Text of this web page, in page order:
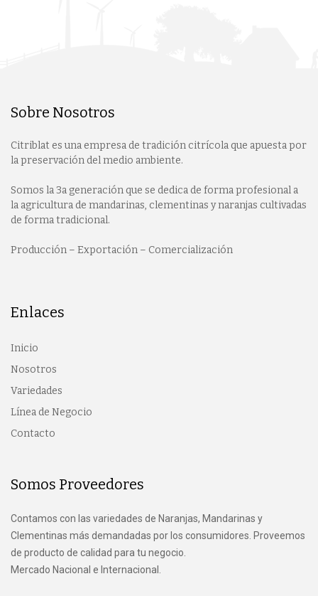
Sobre Nosotros
Citriblat es una empresa de tradición citrícola que apuesta por
la preservación del medio ambiente.
Somos la 3a generación que se dedica de forma profesional a
la agricultura de mandarinas, clementinas y naranjas cultivadas
de forma tradicional.
Producción – Exportación – Comercialización
Enlaces
Inicio
Nosotros
Variedades
Línea de Negocio
Contacto
Somos Proveedores
Contamos con las variedades de Naranjas, Mandarinas y
Clementinas más demandadas por los consumidores. Proveemos
de producto de calidad para tu negocio.
Mercado Nacional e Internacional.